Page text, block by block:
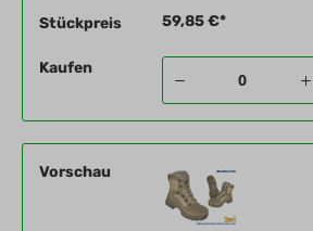
Stückpreis 59,85 €*
Kaufen
Vorschau